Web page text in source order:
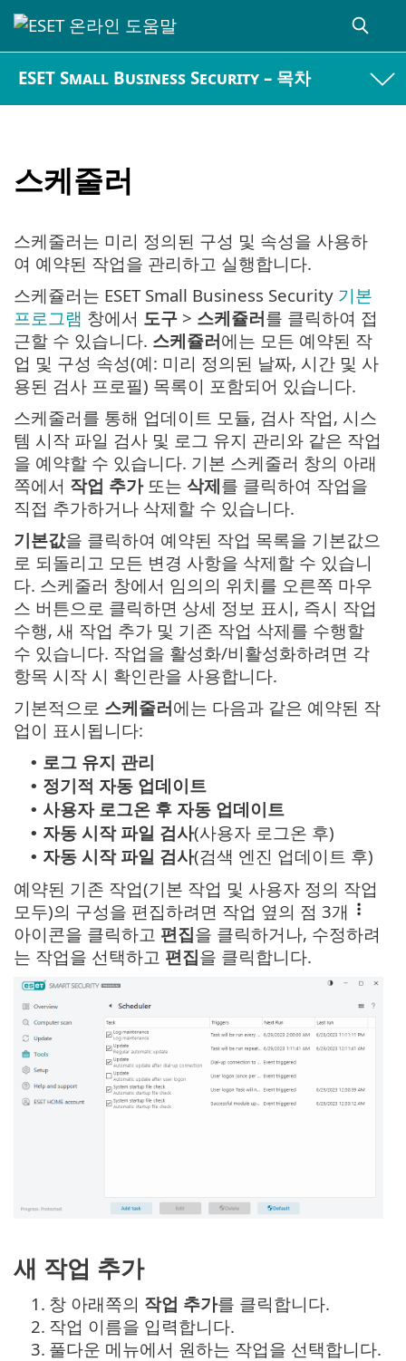
ESET Small Business Security – 목차
스케줄러
스케줄러는 미리 정의된 구성 및 속성을 사용하
여 예약된 작업을 관리하고 실행합니다.
스케쥴러는 ESET Small Business Security 기본
프로그램 창에서 도구 > 스케쥴러를 클릭하여 접
근할 수 있습니다. 스케쥴러에는 모든 예약된 작
업 및 구성 속성(예: 미리 정의된 날짜, 시간 및 사
용된 검사 프로필) 목록이 포함되어 있습니다.
스케줄러를 통해 업데이트 모듈, 검사 작업, 시스
템 시작 파일 검사 및 로그 유지 관리와 같은 작업
을 예약할 수 있습니다. 기본 스케줄러 창의 아래
쪽에서 작업 추가또는 삭제를 클릭하여 작업을
직접 추가하거나 삭제할 수 있습니다.
기본값을 클릭하여 예약된 작업 목록을 기본값으
로 되돌리고 모든 변경 사항을 삭제할 수 있습니
다. 스케줄러 창에서 임의의 위치를 오른쪽 마우
스 버튼으로 클릭하면 상세 정보 표시, 즉시 작업
수행, 새 작업 추가 및 기존 작업 삭제를 수행할
수 있습니다. 작업을 활성화/비활성화하려면 각
항목 시작 시 확인란을 사용합니다.
기본적으로 스케줄러에는 다음과 같은 예약된 작
업이 표시됩니다:
• 로그 유지 관리
• 정기적 자동 업데이트
• 사용자 로그온 후 자동 업데이트
• 자동 시작 파일 검사(사용자 로그온 후)
• 자동 시작 파일 검사(검색 엔진 업데이트 후)
예약된 기존 작업(기본 작업 및 사용자 정의 작업
모두)의 구성을 편집하려면 작업 옆의 점 3개
아이콘을 클릭하고 편집을 클릭하거나, 수정하려
는 작업을 선택하고 편집을 클릭합니다.
새 작업 추가
1. 창 아래쪽의 작업 추가를 클릭합니다.
2. 작업 이름을 입력합니다.
3. 풀다운 메뉴에서 원하는 작업을 선택합니다.